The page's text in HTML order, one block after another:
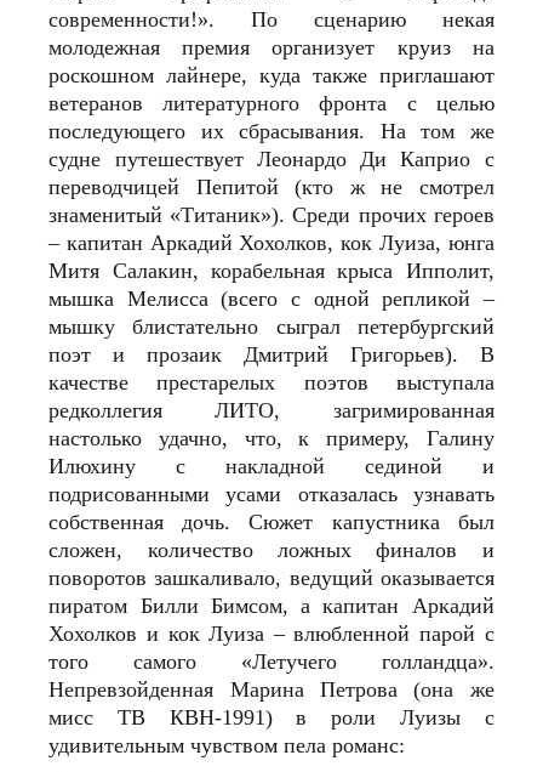
современности!». По сценарию некая
молодежная премия организует круиз на
роскошном лайнере, куда также приглашают
ветеранов литературного фронта с целью
последующего их сбрасывания. На том же
судне путешествует Леонардо Ди Каприо с
переводчицей Пепитой (кто ж не смотрел
знаменитый «Титаник»). Среди прочих героев
– капитан Аркадий Хохолков, кок Луиза, юнга
Митя Салакин, корабельная крыса Ипполит,
мышка Мелисса (всего с одной репликой –
мышку блистательно сыграл петербургский
поэт и прозаик Дмитрий Григорьев). В
качестве престарелых поэтов выступала
редколлегия ЛИТО, загримированная
настолько удачно, что, к примеру, Галину
Илюхину с накладной сединой и
подрисованными усами отказалась узнавать
собственная дочь. Сюжет капустника был
сложен, количество ложных финалов и
поворотов зашкаливало, ведущий оказывается
пиратом Билли Бимсом, а капитан Аркадий
Хохолков и кок Луиза – влюбленной парой с
того самого «Летучего голландца».
Непревзойденная Марина Петрова (она же
мисс ТВ КВН-1991) в роли Луизы с
удивительным чувством пела романс: